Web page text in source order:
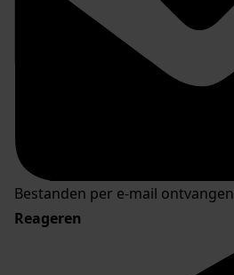
Bestanden per e-mail ontvangen
Reageren